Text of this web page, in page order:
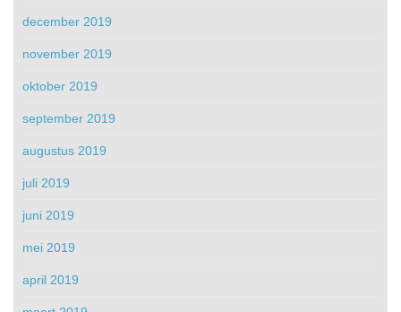
december 2019
november 2019
oktober 2019
september 2019
augustus 2019
juli 2019
juni 2019
mei 2019
april 2019